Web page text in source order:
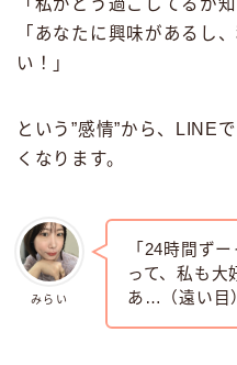
「あなたに興味があるし
い！」
という”感情”から、LINE
くなります。
みらい
「24時間ず
って、私も大
あ…（遠い目